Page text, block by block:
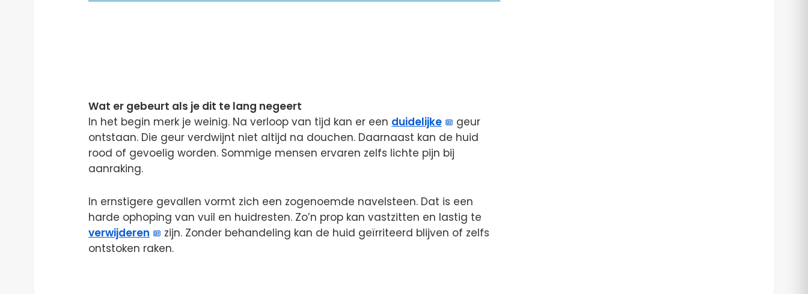
Wat er gebeurt als je dit te lang negeert
In het begin merk je weinig. Na verloop van tijd kan er een duidelijke
geur
ontstaan. Die geur verdwijnt niet altijd na douchen. Daarnaast kan de huid
rood of gevoelig worden. Sommige mensen ervaren zelfs lichte pijn bij
aanraking.
In ernstigere gevallen vormt zich een zogenoemde navelsteen. Dat is een
harde ophoping van vuil en huidresten. Zo’n prop kan vastzitten en lastig te
verwijderen
zijn. Zonder behandeling kan de huid geïrriteerd blijven of zelfs
ontstoken raken.